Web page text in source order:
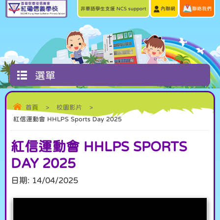
非華語學生支援 NCS support 內聯網 聯絡我們
選單
首頁 > 校園影片
>
紅信運動會 HHLPS Sports Day 2025
紅信運動會 HHLPS SPORTS
DAY 2025
日期: 14/04/2025